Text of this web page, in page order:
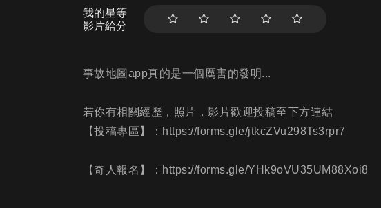
我的星等
影片給分
事故地圖app真的是一個厲害的發明...
若你有相關經歷，照片，影片歡迎投稿至下方連結
【投稿專區】：https://forms.gle/jtkcZVu298Ts3rpr7
【奇人報名】：https://forms.gle/YHk9oVU35UM88Xoi8